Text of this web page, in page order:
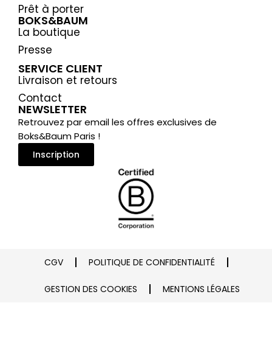
Prêt à porter
BOKS&BAUM
La boutique
Presse
SERVICE CLIENT
Livraison et retours
Contact
NEWSLETTER
Retrouvez par email les offres exclusives de
Boks&Baum Paris !
Inscription
CGV POLITIQUE DE CONFIDENTIALITÉ
GESTION DES COOKIES MENTIONS LÉGALES